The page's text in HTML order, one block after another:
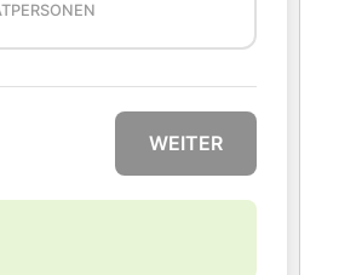
WEITER